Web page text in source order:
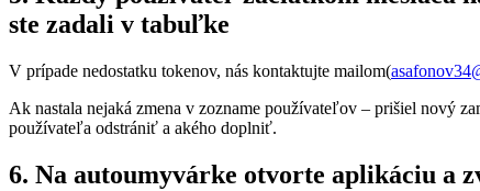
ste zadali v tabuľke
V prípade nedostatku tokenov, nás kontaktujte mailom(
Ak nastala nejaká zmena v zozname používateľov – prišiel nový
používateľa odstrániť a akého doplniť.
6. Na autoumyvárke otvorte aplikáciu a